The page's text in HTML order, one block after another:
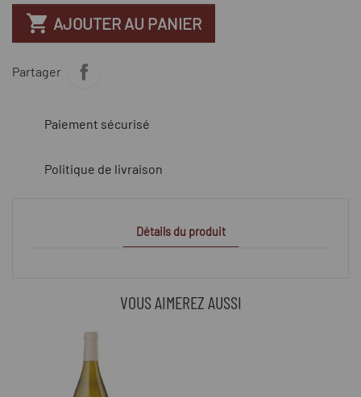
 AJOUTER AU PANIER
Partager
Paiement sécurisé
Politique de livraison
Détails du produit
VOUS AIMEREZ AUSSI